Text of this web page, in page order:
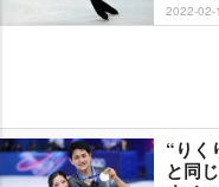
2022-02-
“りく
と同